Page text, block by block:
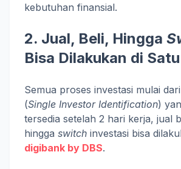
kebutuhan finansial.
2. Jual, Beli, Hingga
Bisa Dilakukan di
Semua proses investasi mulai
(Single Investor Identification)
tersedia setelah 2 hari kerja, jual
hingga switch investasi bisa
digibank by DBS.